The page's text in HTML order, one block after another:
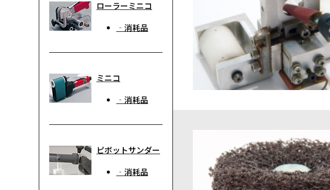
ローラーミニコ
‐消耗品
ミニコ
‐消耗品
ピボットサンダー
‐消耗品